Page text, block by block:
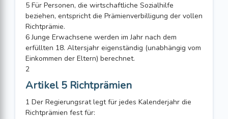
5 Für Personen, die wirtschaftliche Sozialhilfe
beziehen, entspricht die Prämienverbilligung der vollen
Richtprämie.
6 Junge Erwachsene werden im Jahr nach dem
erfüllten 18. Altersjahr eigenständig (unabhängig vom
Einkommen der Eltern) berechnet.
2
Artikel 5 Richtprämien
1 Der Regierungsrat legt für jedes Kalenderjahr die
Richtprämien fest für: